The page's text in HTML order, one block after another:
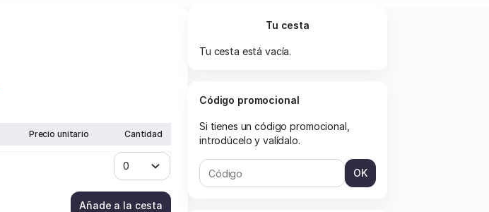
Cantidad
Precio unitario
Añade a la cesta
Tu cesta
Tu cesta está vacía.
Código promocional
Si tienes un código promocional,
introdúcelo y valídalo.
OK